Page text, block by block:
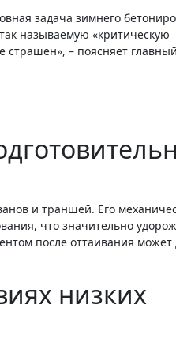
задача зимнего
называемую «критическую
страшен», – поясняет
и траншей. Его
что значительно
после оттаивания может
низких